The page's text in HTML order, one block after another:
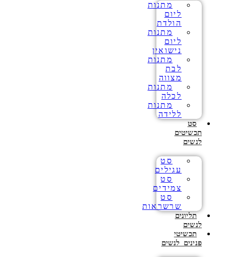
מתנות
ליום
הולדת
מתנות
ליום
נישואין
מתנות
לבת
מצווה
מתנות
לכלה
מתנות
ללידה
סט
תכשיטים
לנשים
סט
עגילים
סט
צמידים
סט
שרשראות
תליונים
לנשים
תכשיטי
פנינים לנשים